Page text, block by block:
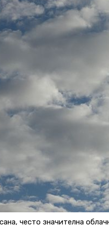
често значителна